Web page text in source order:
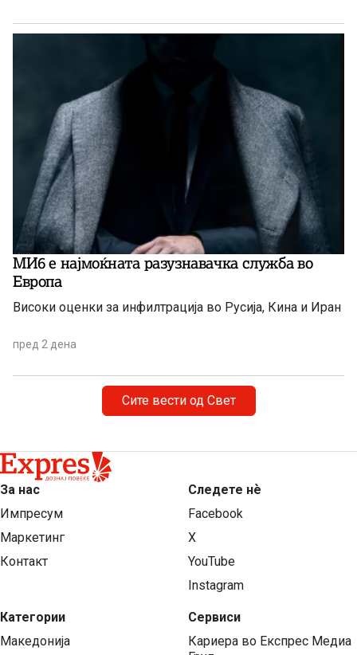
МИ6 е најмоќната разузнавачка служба во
Европа
Високи оценки за инфилтрација во Русија, Кина и Иран
пред 2 дена
Сите вести од Свет
За нас
Импресум
Маркетинг
Контакт
Категории
Македонија
Следете нѐ
Facebook
X
YouTube
Instagram
Сервиси
Кариера во Експрес Медиа